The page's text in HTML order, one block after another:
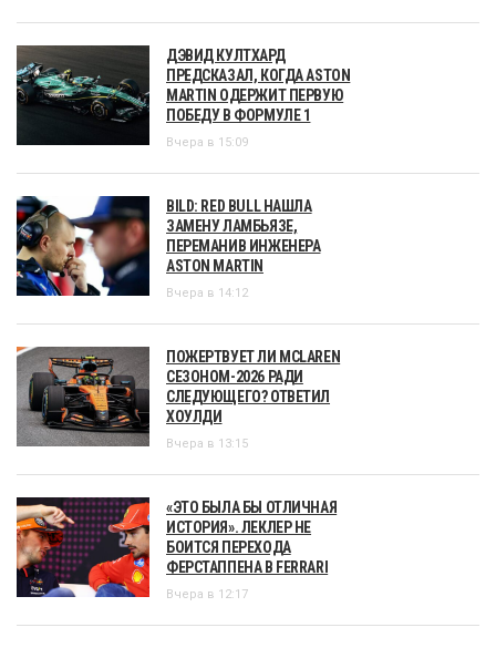
ДЭВИД КУЛТХАРД
ПРЕДСКАЗАЛ, КОГДА ASTON
MARTIN ОДЕРЖИТ ПЕРВУЮ
ПОБЕДУ В ФОРМУЛЕ 1
Вчера в 15:09
BILD: RED BULL НАШЛА
ЗАМЕНУ ЛАМБЬЯЗЕ,
ПЕРЕМАНИВ ИНЖЕНЕРА
ASTON MARTIN
Вчера в 14:12
ПОЖЕРТВУЕТ ЛИ MCLAREN
СЕЗОНОМ-2026 РАДИ
СЛЕДУЮЩЕГО? ОТВЕТИЛ
ХОУЛДИ
Вчера в 13:15
«ЭТО БЫЛА БЫ ОТЛИЧНАЯ
ИСТОРИЯ». ЛЕКЛЕР НЕ
БОИТСЯ ПЕРЕХОДА
ФЕРСТАППЕНА В FERRARI
Вчера в 12:17